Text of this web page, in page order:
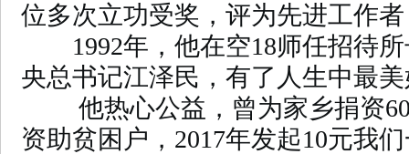
位多次立功受奖，评为先进工作
1992年，他在空18师任招待所
央总书记江泽民，有了人生中最
他热心公益，曾为家乡捐资60
资助贫困户，2017年发起10元我